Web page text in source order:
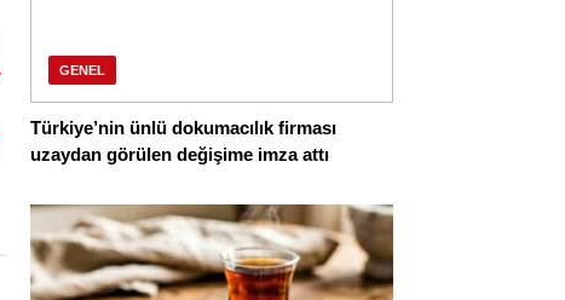
GENEL
Türkiye’nin ünlü dokumacılık firması
uzaydan görülen değişime imza attı